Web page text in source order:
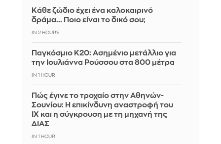
Κάθε ζώδιο έχει ένα καλοκαιρινό
δράμα... Ποιο είναι το δικό σου;
IN 2 HOURS
Παγκόσμιο Κ20: Ασημένιο μετάλλιο για
την Ιουλιάννα Ρούσσου στα 800 μέτρα
IN 1 HOUR
Πώς έγινε το τροχαίο στην Αθηνών-
Σουνίου: Η επικίνδυνη αναστροφή του
ΙΧ και η σύγκρουση με τη μηχανή της
ΔΙΑΣ
IN 1 HOUR